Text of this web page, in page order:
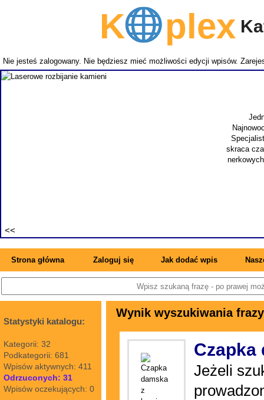
Kplex
Nie jesteś zalogowany. Nie będziesz mieć możliwości edycji wpisów.
skraca
Strona główna Zaloguj się Jak dodać wpis
Statystyki katalogu:
Kategorii: 32
Podkategorii: 681
Wpisów aktywnych: 411
Odrzuconych: 31
Wpisów oczekujących: 0
Wynik wyszukiwania
Czapka
Jeżeli